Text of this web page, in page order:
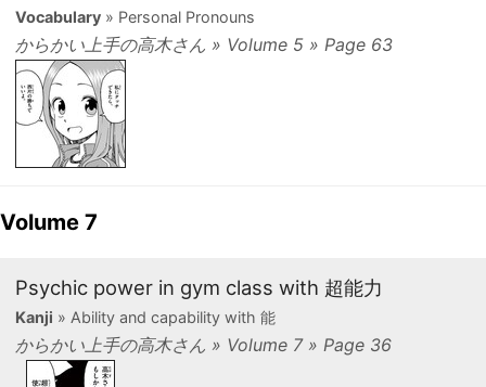
Vocabulary» Personal Pronouns
からかい上手の高木さん » Volume 5 » Page 63
Volume 7
Psychic power in gym class with 超能力
Kanji » Ability and capability with 能
からかい上手の高木さん » Volume 7 » Page 36